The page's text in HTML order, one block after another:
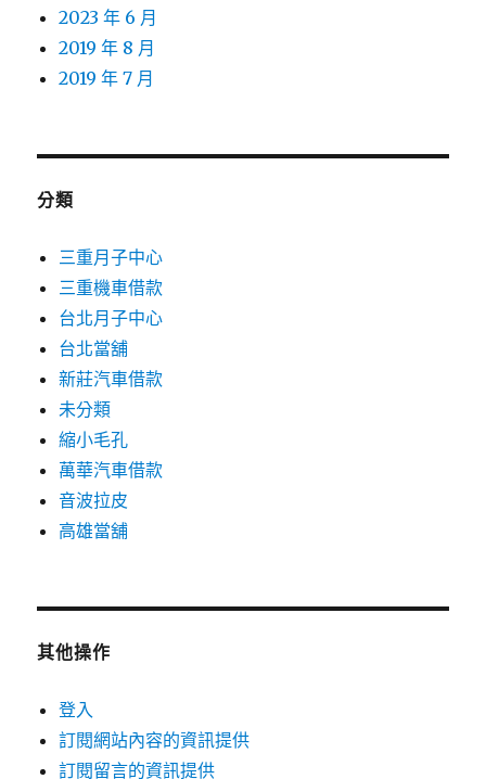
2023 年 6 月
2019 年 8 月
2019 年 7 月
分類
三重月子中心
三重機車借款
台北月子中心
台北當舖
新莊汽車借款
未分類
縮小毛孔
萬華汽車借款
音波拉皮
高雄當舖
其他操作
登入
訂閱網站內容的資訊提供
訂閱留言的資訊提供